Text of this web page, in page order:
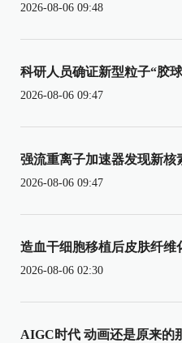
2026-08-06 09:48
科研人员确证新型粒子“胶
2026-08-06 09:47
强流重离子加速器发现新核
2026-08-06 09:47
造血干细胞移植后皮肤纤维
2026-08-06 02:30
AIGC时代 动画还是原来的